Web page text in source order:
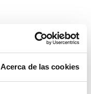
Acerca de las cookies